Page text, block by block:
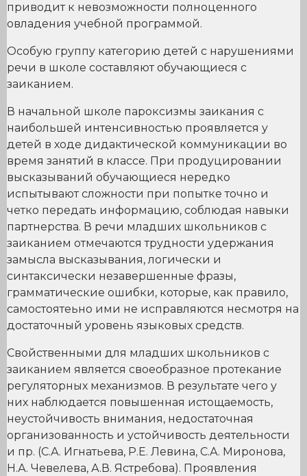
приводит к невозможности полноценного
овладения учебной программой.
Особую группу категорию детей с нарушениями
речи в школе составляют обучающиеся с
заиканием.
В начальной школе пароксизмы заикания с
наибольшей интенсивностью проявляется у
детей в ходе дидактической коммуникации во
время занятий в классе. При продуцировании
высказываний обучающиеся нередко
испытывают сложности при попытке точно и
четко передать информацию, соблюдая навыки
партнерства. В речи младших школьников с
заиканием отмечаются трудности удержания
замысла высказывания, логически и
синтаксически незавершенные фразы,
грамматические ошибки, которые, как правило,
самостоятеьно ими не исправляются несмотря на
достаточный уровень языковых средств.
Свойственными для младших школьников с
заиканием является своеобразное протекание
регуляторных механизмов. В результате чего у
них наблюдается повышенная истощаемость,
неустойчивость внимания, недостаточная
организованность и устойчивость деятельности
и пр. (С.А. Игнатьева, Р.Е. Левина, С.А. Миронова,
Н.А. Чевелева, А.В. Ястребова). Проявления